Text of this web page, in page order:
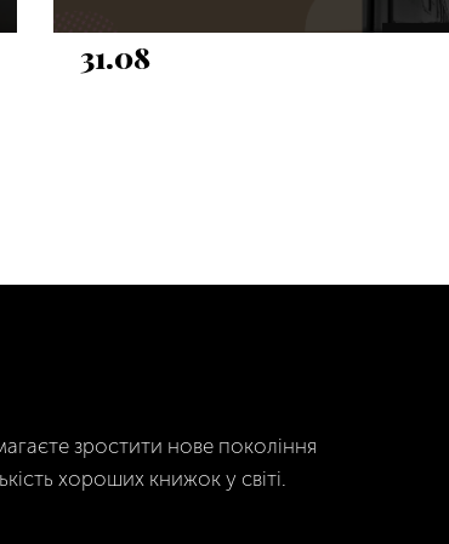
31.08
зростити нове покоління
хороших книжок у світі.